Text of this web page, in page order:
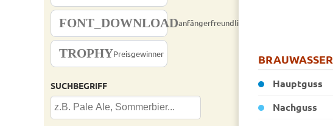
FONT_DOWNLOADanfängerfreundlich
TROPHYPreisgewinner
SUCHBEGRIFF
BRAUWASSER
Hauptguss
Nachguss